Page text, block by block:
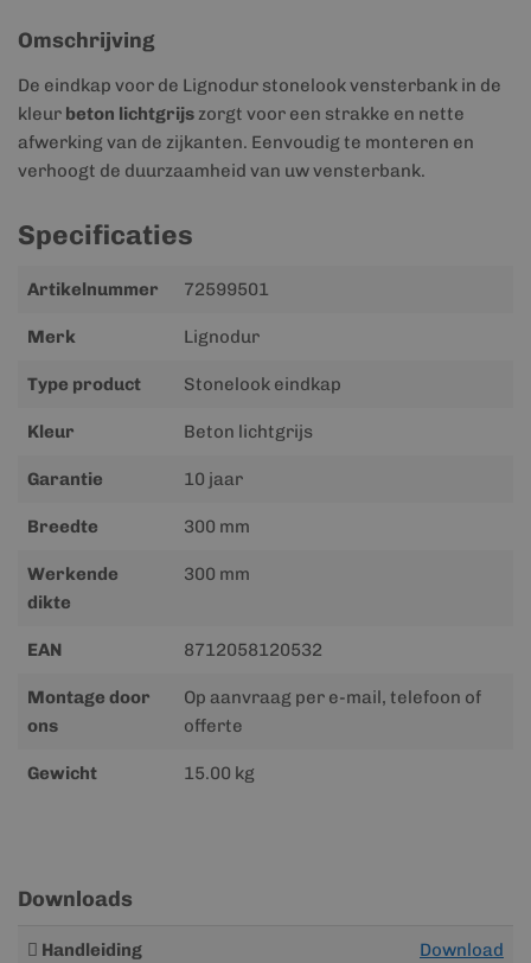
Omschrijving
De eindkap voor de Lignodur stonelook vensterbank in de
kleur beton lichtgrijszorgt voor een strakke en nette
afwerking van de zijkanten. Eenvoudig te monteren en
verhoogt de duurzaamheid van uw vensterbank.
Specificaties
Meer
Artikelnummer 72599501
Merk Lignodur
Type product Stonelook eindkap
Kleur Beton lichtgrijs
Garantie 10 jaar
Breedte 300 mm
Werkende
dikte
300 mm
EAN 8712058120532
Montage door
ons
Op aanvraag per e-mail, telefoon of
offerte
Gewicht 15.00 kg
Downloads
Meer
Handleiding Download